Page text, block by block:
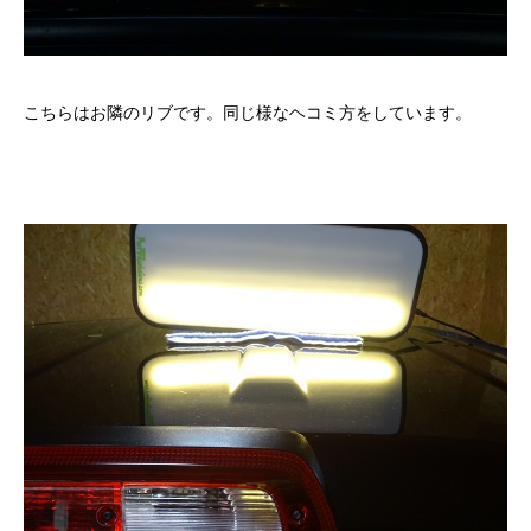
こちらはお隣のリブです。同じ様なヘコミ方をしています。